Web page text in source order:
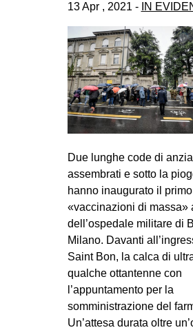
CSOA
MSM
STUDENTI
ZAM
MOBILITAZIONI
SPAZI
SPORT
MOVIMENTI
AMBIENTE
ANTIFASCISMO
DIRITTO
13 Apr , 2021 - IN
Due lunghe code di
assembrati e sotto la
hanno inaugurato il
«vaccinazioni di massa»
dell’ospedale militare di
Milano. Davanti
Saint Bon, la calca di
qualche ottantenne con
l’appuntamento per la
somministrazione del
Un’attesa durata oltre